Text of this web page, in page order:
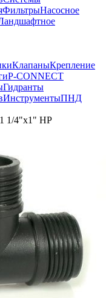
ФильтрыНасосное
КлапаныКрепление
P-CONNECT
Гидранты
ИнструментыПНД
1/4"х1" НР